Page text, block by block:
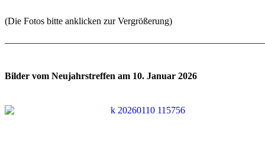
(Die Fotos bitte anklicken zur Vergrößerung)
Bilder vom Neujahrstreffen am 10. Januar 2026